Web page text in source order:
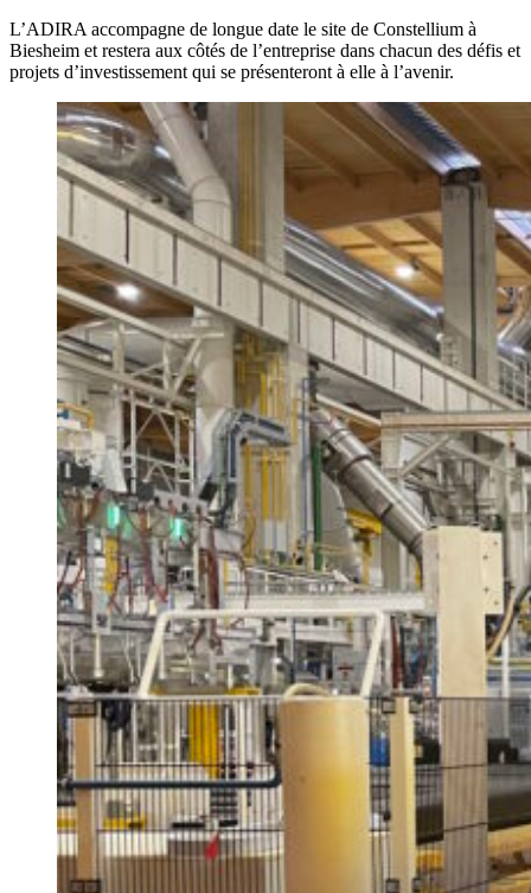
L’ADIRA accompagne de longue date le site de Constellium à
Biesheim et restera aux côtés de l’entreprise dans chacun des défis et
projets d’investissement qui se présenteront à elle à l’avenir.